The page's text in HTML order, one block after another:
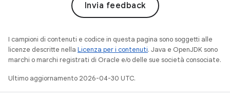
Invia feedback
I campioni di contenuti e codice in questa pagina sono soggetti alle
licenze descritte nella Licenza per i contenuti. Java e OpenJDK sono
marchi o marchi registrati di Oracle e/o delle sue società consociate.
Ultimo aggiornamento 2026-04-30 UTC.